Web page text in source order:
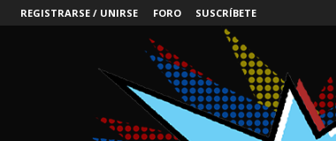
REGISTRARSE / UNIRSE FORO SUSCRÍBETE